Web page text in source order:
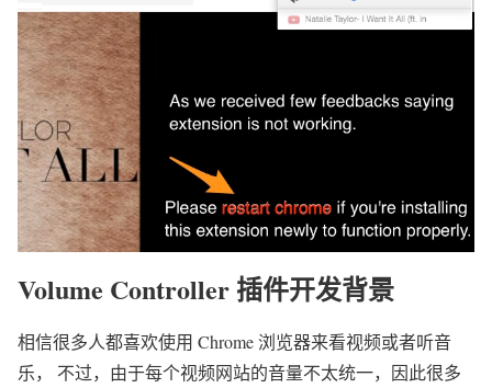
Volume Controller 插件开发背景
相信很多人都喜欢使用 Chrome 浏览器来看视频或者听音
乐， 不过，由于每个视频网站的音量不太统一，因此很多